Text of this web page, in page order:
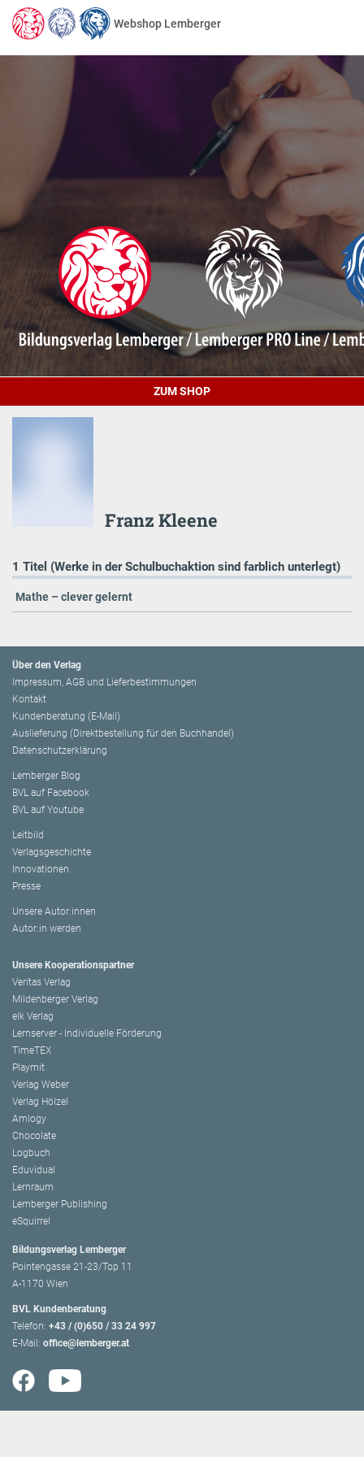
Webshop Lemberger
ZUM SHOP
Franz Kleene
1 Titel (Werke in der Schulbuchaktion sind farblich unterlegt)
Mathe – clever gelernt
Über den Verlag
Impressum, AGB und Lieferbestimmungen
Kontakt
Kundenberatung (E-Mail)
Auslieferung (Direktbestellung für den Buchhandel)
Datenschutzerklärung
Lemberger Blog
BVL auf Facebook
BVL auf Youtube
Leitbild
Verlagsgeschichte
Innovationen
Presse
Unsere Autor:innen
Autor:in werden
Unsere Kooperationspartner
Veritas Verlag
Mildenberger Verlag
elk Verlag
Lernserver - Individuelle Förderung
TimeTEX
Playmit
Verlag Weber
Verlag Hölzel
Amlogy
Chocolate
Logbuch
Eduvidual
Lernraum
Lemberger Publishing
eSquirrel
Bildungsverlag Lemberger
Pointengasse 21-23/Top 11
A-1170 Wien
BVL Kundenberatung
Telefon: +43 / (0)650 / 33 24 997
E-Mail: office@lemberger.at